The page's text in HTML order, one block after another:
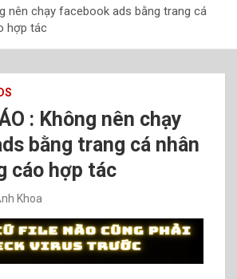
nên chạy facebook ads bằng trang cá
hợp tác
: Không nên chạy
bằng trang cá nhân
cáo hợp tác
Khoa